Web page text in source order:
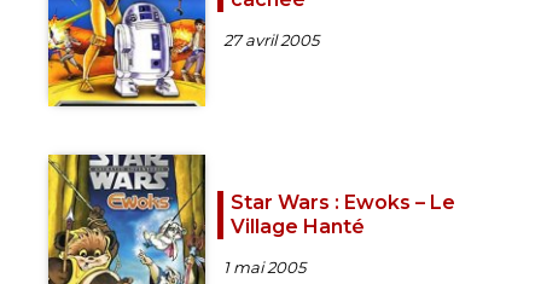
27 avril 2005
Star Wars : Ewoks – Le
Village Hanté
1 mai 2005